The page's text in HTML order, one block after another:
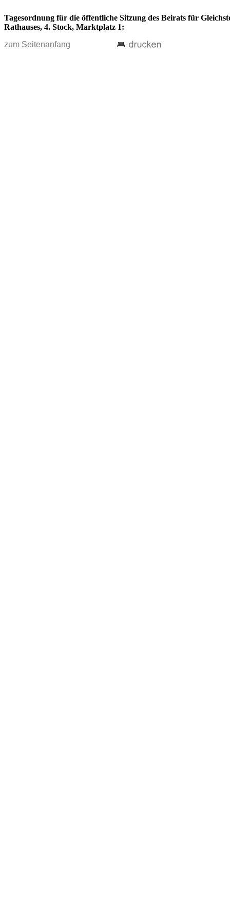
Tagesordnung für die öffentliche Sitzung des Beirats für
Rathauses, 4. Stock, Marktplatz 1:
zum Seitenanfang